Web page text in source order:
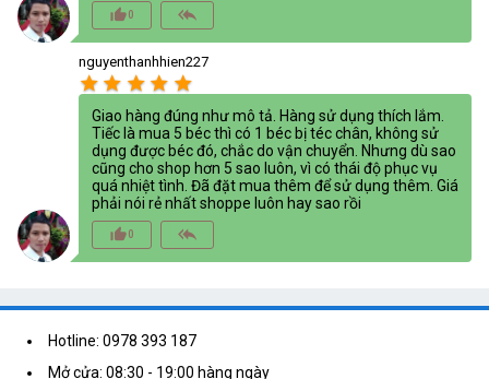
thumb_up_alt0 reply_all
nguyenthanhhien227
star star star star star
Giao hàng đúng như mô tả. Hàng sử dụng thích lắm.
Tiếc là mua 5 béc thì có 1 béc bị téc chân, không sử
dụng được béc đó, chắc do vận chuyển. Nhưng dù sao
cũng cho shop hơn 5 sao luôn, vì có thái độ phục vụ
quá nhiệt tình. Đã đặt mua thêm để sử dụng thêm. Giá
phải nói rẻ nhất shoppe luôn hay sao rồi
thumb_up_alt0 reply_all
Hotline: 0978 393 187
Mở cửa: 08:30 - 19:00 hàng ngày